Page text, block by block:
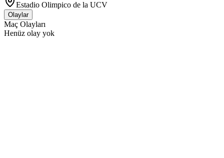
Estadio Olimpico de la UCV
Olaylar
Maç Olayları
Henüz olay yok